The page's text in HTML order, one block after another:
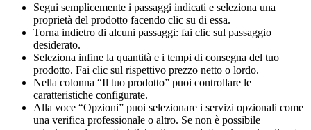
Segui semplicemente i passaggi indicati e seleziona una
proprietà del prodotto facendo clic su di essa.
Torna indietro di alcuni passaggi: fai clic sul passaggio
desiderato.
Seleziona infine la quantità e i tempi di consegna del tuo
prodotto. Fai clic sul rispettivo prezzo netto o lordo.
Nella colonna “Il tuo prodotto” puoi controllare le
caratteristiche configurate.
Alla voce “Opzioni” puoi selezionare i servizi opzionali come
una verifica professionale o altro. Se non è possibile